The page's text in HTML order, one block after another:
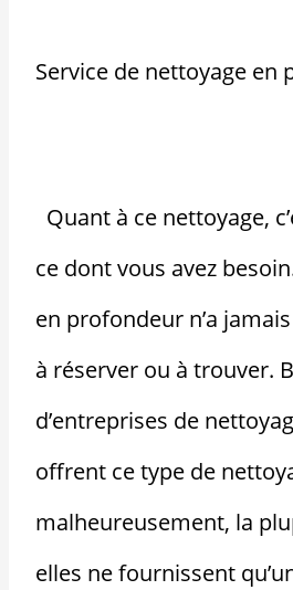
Service de nettoyage en
Quant à ce nettoyage,
ce dont vous avez
en profondeur n’a
à réserver ou à trouver.
d’entreprises de
offrent ce type de
malheureusement, la
elles ne fournissent